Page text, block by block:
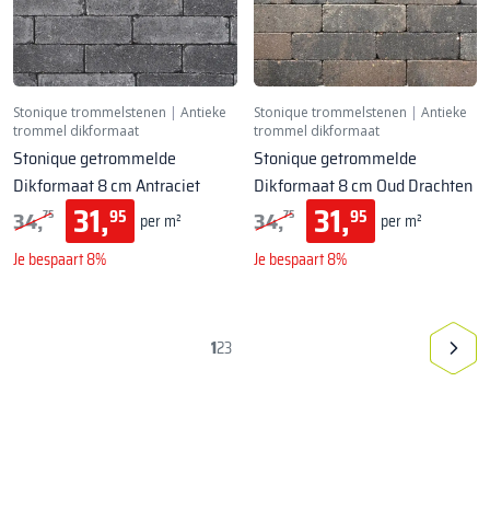
Stonique trommelstenen | Antieke
trommel dikformaat
Stonique getrommelde
Dikformaat 8 cm Antraciet
34,75 31,95
per m²
Je bespaart 8%
Stonique trommelstenen | Antieke
trommel dikformaat
Stonique getrommelde
Dikformaat 8 cm Oud Drachten
34,75 31,95
per m²
Je bespaart 8%
123